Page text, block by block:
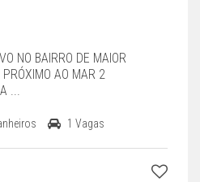
NO BAIRRO DE MAIOR
AO MAR 2
...
1 Vagas